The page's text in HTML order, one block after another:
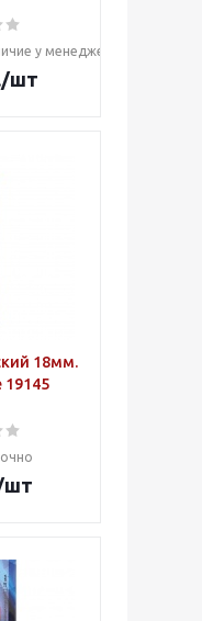
у менеджера
/шт
18мм.
19145